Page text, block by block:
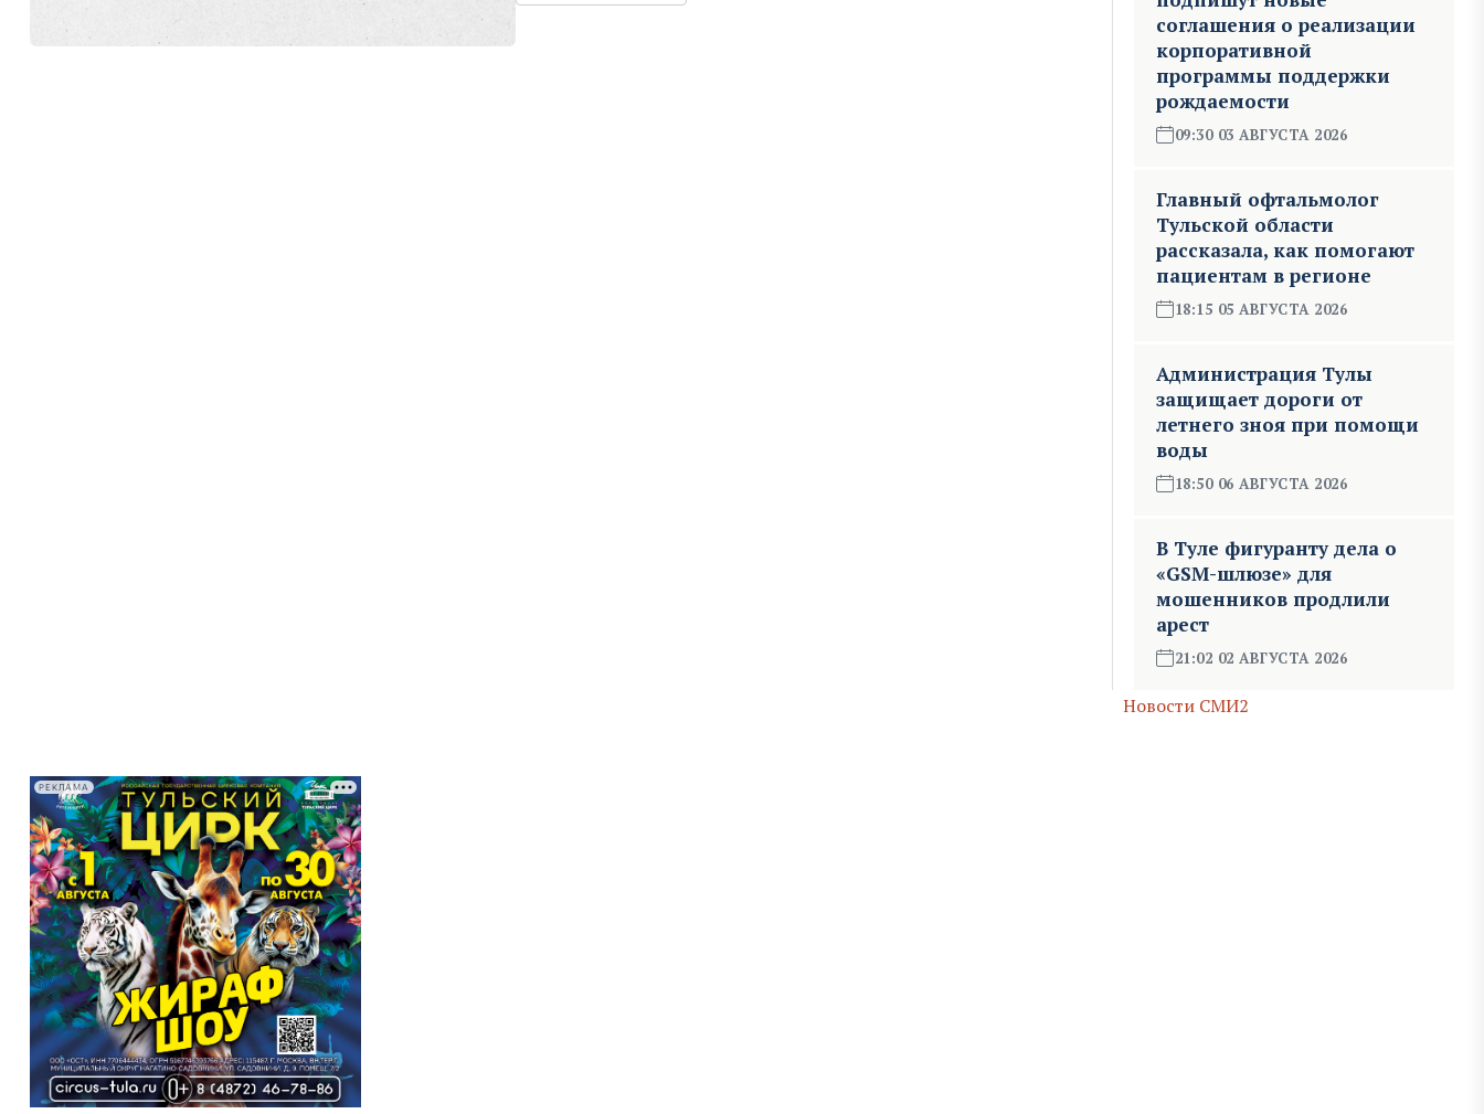
соглашения о реализации
корпоративной
программы поддержки
рождаемости
09:30 03 АВГУСТА 2026
Главный офтальмолог
Тульской области
рассказала, как помогают
пациентам в регионе
18:15 05 АВГУСТА 2026
Администрация Тулы
защищает дороги от
летнего зноя при помощи
воды
18:50 06 АВГУСТА 2026
В Туле фигуранту дела о
«GSM-шлюзе» для
мошенников продлили
арест
21:02 02 АВГУСТА 2026
Новости СМИ2
РЕКЛАМА